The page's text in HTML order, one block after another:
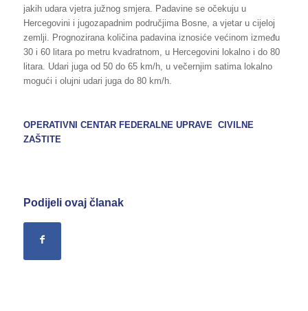
jakih udara vjetra južnog smjera. Padavine se očekuju u
Hercegovini i jugozapadnim područjima Bosne, a vjetar u cijeloj
zemlji. Prognozirana količina padavina iznosiće većinom između
30 i 60 litara po metru kvadratnom, u Hercegovini lokalno i do 80
litara. Udari juga od 50 do 65 km/h, u večernjim satima lokalno
mogući i olujni udari juga do 80 km/h.
OPERATIVNI CENTAR FEDERALNE UPRAVE CIVILNE
ZAŠTITE
Podijeli ovaj članak